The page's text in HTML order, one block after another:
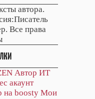
автора.
Все права
Автор ИТ
акаунт
на boosty Мои